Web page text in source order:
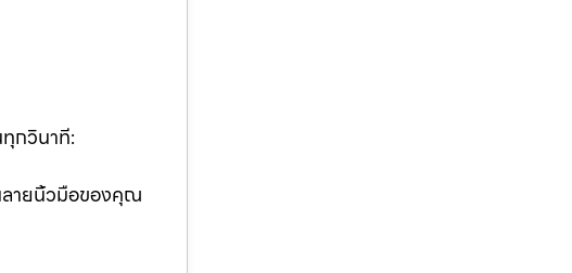
กวินาที:
ายนิ้วมือของคุณ